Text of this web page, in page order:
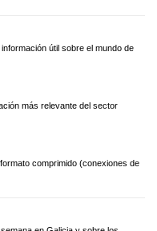
útil sobre el mundo de
más relevante del sector
comprimido (conexiones de